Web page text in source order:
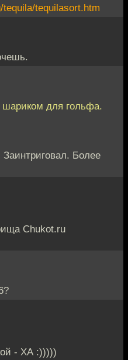
tequilasort.htm
для гольфа.
Заинтриговал. Более
Chukot.ru
- ХА :)))))